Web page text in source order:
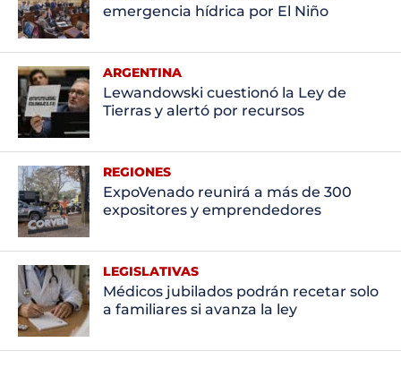
emergencia hídrica por El Niño
ARGENTINA
Lewandowski cuestionó la Ley de
Tierras y alertó por recursos
REGIONES
ExpoVenado reunirá a más de 300
expositores y emprendedores
LEGISLATIVAS
Médicos jubilados podrán recetar solo
a familiares si avanza la ley